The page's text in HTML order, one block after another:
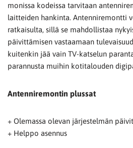
monissa kodeissa tarvitaan
laitteiden hankinta. Antenniremontti
ratkaisulta, sillä se mahdollistaa
päivittämisen vastaamaan
kuitenkin jää vain TV-katselun
parannusta muihin kotitalouden
Antenniremontin plussat
+ Olemassa olevan järjestelmän
+ Helppo asennus